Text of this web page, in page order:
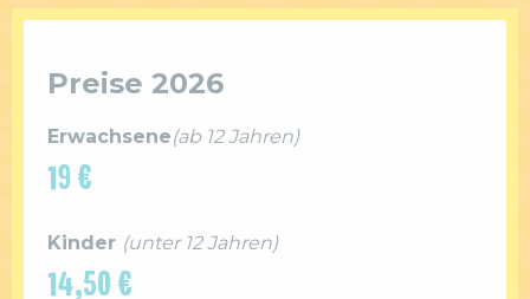
Preise 2026
Erwachsene(ab 12 Jahren)
19 €
Kinder (unter 12 Jahren)
14,50 €